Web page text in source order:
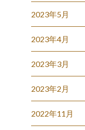
2023年5月
2023年4月
2023年3月
2023年2月
2022年11月